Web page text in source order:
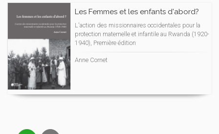
Les Femmes et les enfants d'abord?
L'action des missionnaires occidentales pour la
protection maternelle et infantile au Rwanda (1920-
1940), Première édition
Anne Cornet